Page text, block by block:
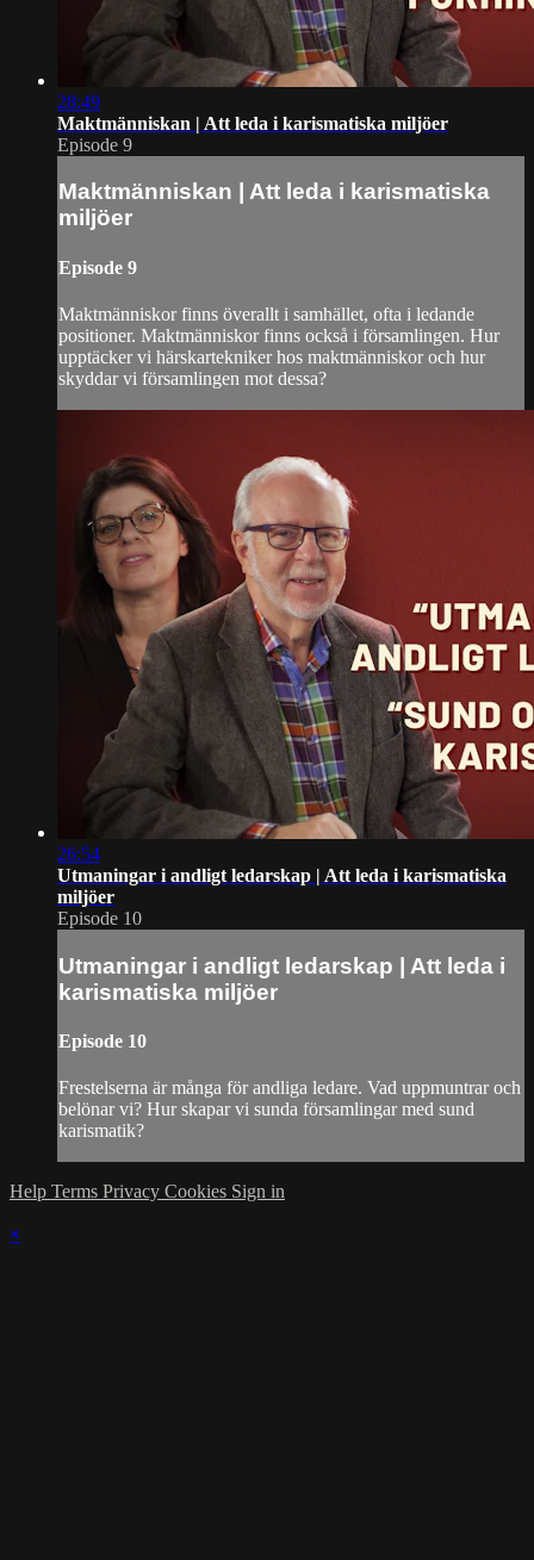
28:49
Maktmänniskan | Att leda i karismatiska miljöer
Episode 9
Maktmänniskan | Att leda i karismatiska
miljöer
Episode 9
Maktmänniskor finns överallt i samhället, ofta i ledande
positioner. Maktmänniskor finns också i församlingen. Hur
upptäcker vi härskartekniker hos maktmänniskor och hur
skyddar vi församlingen mot dessa?
26:54
Utmaningar i andligt ledarskap | Att leda i karismatiska
miljöer
Episode 10
Utmaningar i andligt ledarskap | Att leda i
karismatiska miljöer
Episode 10
Frestelserna är många för andliga ledare. Vad uppmuntrar och
belönar vi? Hur skapar vi sunda församlingar med sund
karismatik?
Help Terms Privacy Cookies Sign in
×